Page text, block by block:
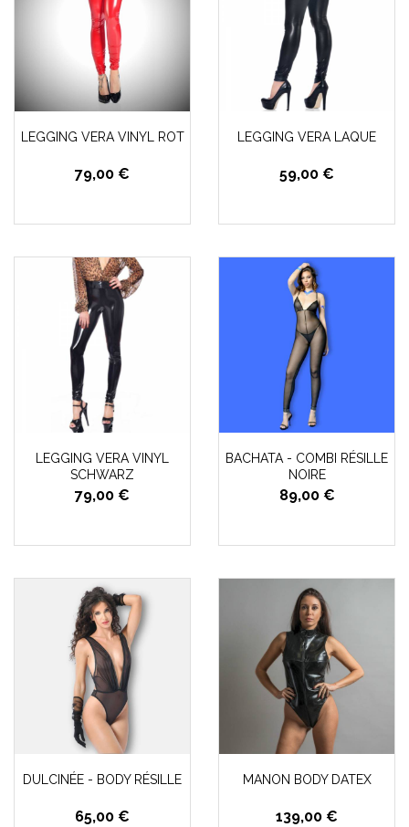
LEGGING VERA VINYL ROT
79,00 €
LEGGING VERA LAQUE
59,00 €
LEGGING VERA VINYL
SCHWARZ
79,00 €
BACHATA - COMBI RÉSILLE
NOIRE
89,00 €
DULCINÉE - BODY RÉSILLE
65,00 €
MANON BODY DATEX
139,00 €